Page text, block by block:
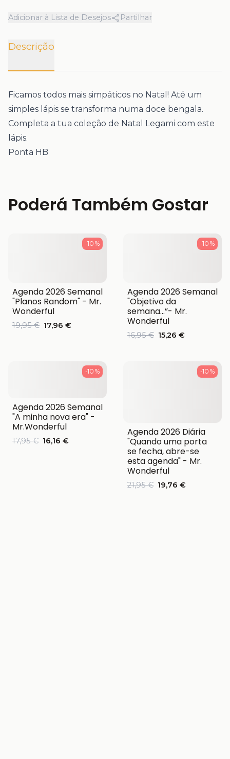
Descrição
Ficamos todos mais simpáticos no Natal! Até um
simples lápis se transforma numa doce bengala.
Completa a tua coleção de Natal Legami com este
lápis.
Ponta HB
Adicionar à Lista de Desejos Partilhar
Poderá Também Gostar
-10 %
Agenda 2026 Semanal
"Planos Random" - Mr.
Wonderful
19,95 € 17,96 €
-10 %
Agenda 2026 Semanal
"Objetivo da
semana…”- Mr.
Wonderful
16,95 € 15,26 €
-10 %
Agenda 2026 Semanal
"A minha nova era" -
Mr.Wonderful
17,95 € 16,16 €
-10 %
Agenda 2026 Diária
"Quando uma porta
se fecha, abre-se
esta agenda" - Mr.
Wonderful
21,95 € 19,76 €